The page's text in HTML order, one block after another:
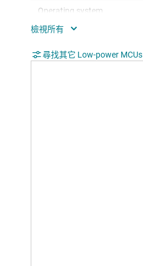
Operating system
Nonvolatile memory (kByte)
Number of GPIOs
尋找其它 Low-power MCUs